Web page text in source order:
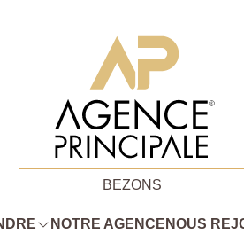
BEZONS
NOTRE AGENCE NOUS